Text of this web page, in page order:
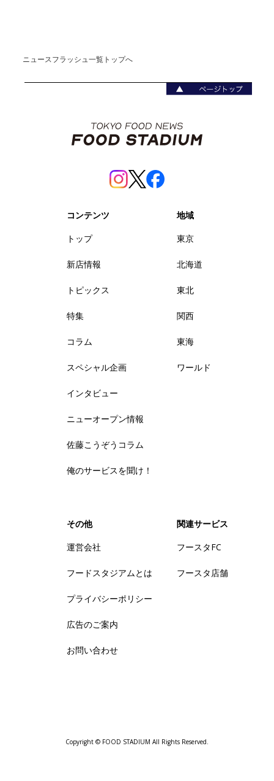
ニュースフラッシュ一覧トップへ
コンテンツ
トップ
新店情報
トピックス
特集
コラム
スペシャル企画
インタビュー
ニューオープン情報
佐藤こうぞうコラム
俺のサービスを聞け！
地域
東京
北海道
東北
関西
東海
ワールド
その他
運営会社
フードスタジアムとは
プライバシーポリシー
広告のご案内
お問い合わせ
関連サービス
フースタFC
フースタ店舗
Copyright © FOOD STADIUM All Rights Reserved.